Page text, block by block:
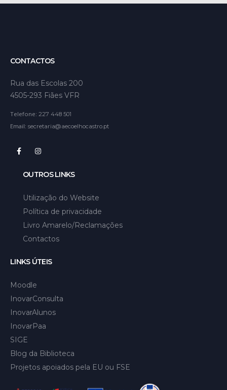
CONTACTOS
Rua das Escolas 200
4505-293 Fiães VFR
Telefone: 227 448 501
Email: secretaria@aecoelhocastro.pt
OUTROS LINKS
Utilização do Website
Política de privacidade
Livro Amarelo/Reclamações
Contactos
LINKS ÚTEIS
Moodle
InovarConsulta
InovarAlunos
InovarPaa
SIGE
Blog da Biblioteca
Projetos apoiados pela EU ou FSE